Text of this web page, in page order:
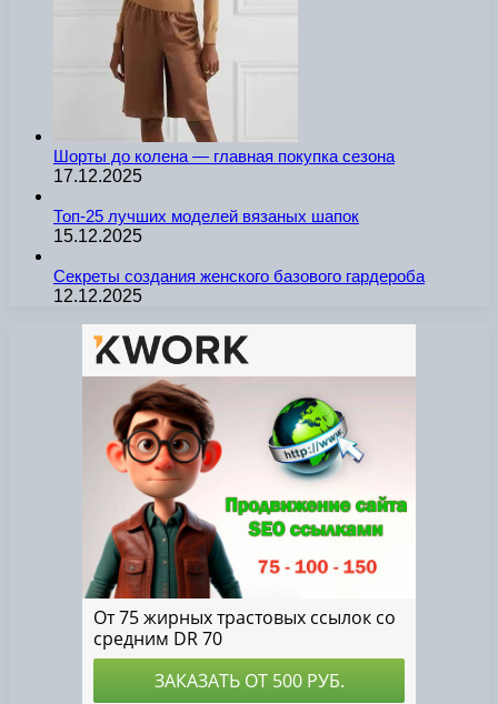
Шорты до колена — главная покупка сезона
17.12.2025
Топ-25 лучших моделей вязаных шапок
15.12.2025
Секреты создания женского базового гардероба
12.12.2025